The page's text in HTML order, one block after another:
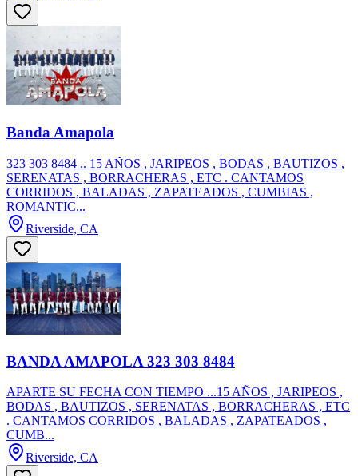
Banda Amapola
323 303 8484 .. 15 AÑOS , JARIPEOS , BODAS , BAUTIZOS ,
SERENATAS , BORRACHERAS , ETC . CANTAMOS
CORRIDOS , BALADAS , ZAPATEADOS , CUMBIAS ,
ROMANTIC...
Riverside, CA
BANDA AMAPOLA 323 303 8484
APARTE SU FECHA CON TIEMPO ...15 AÑOS , JARIPEOS ,
BODAS , BAUTIZOS , SERENATAS , BORRACHERAS , ETC
. CANTAMOS CORRIDOS , BALADAS , ZAPATEADOS ,
CUMB...
Riverside, CA